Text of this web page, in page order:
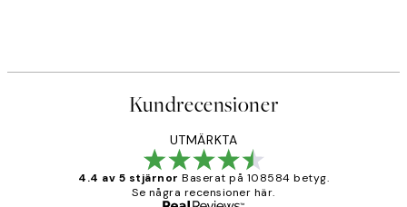
Kundrecensioner
UTMÄRKTA
4.4 av 5 stjärnor Baserat på 108584 betyg.
Se några recensioner här.